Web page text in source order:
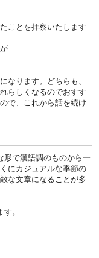
ことを拝察いたします
が…
なります。どちらも、
らしくなるのでおすす
で、これから話を続け
形で漢語調のものから一
にカジュアルな季節の
な文章になることが多
。